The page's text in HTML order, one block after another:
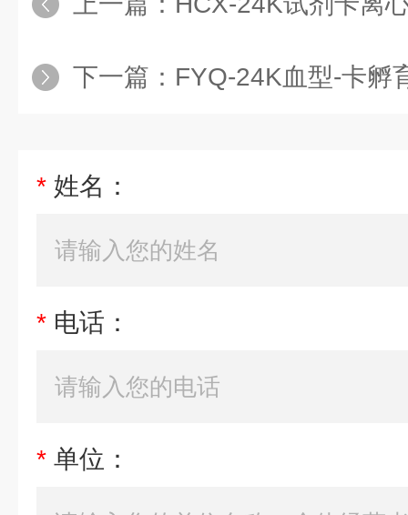
下一篇： FYQ-24K血型-卡孵
* 姓名：
* 电话：
* 单位：